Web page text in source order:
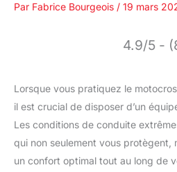
Par Fabrice Bourgeois / 19 mars
4.9/5 -
Lorsque vous pratiquez le
il est crucial de disposer d’un
Les conditions de conduite
qui non seulement vous protègent,
un confort optimal tout au long de